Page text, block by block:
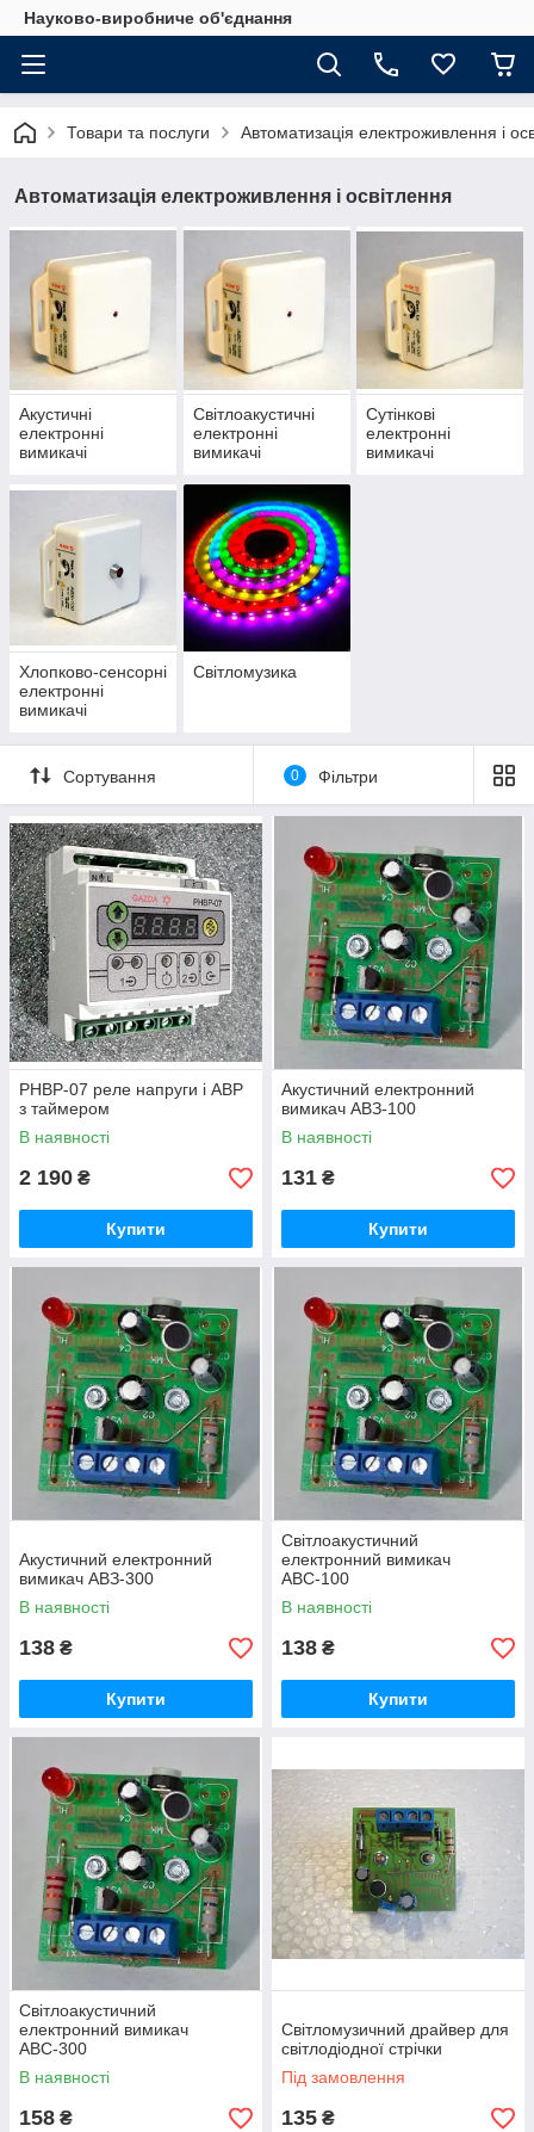
Науково-виробниче об'єднання
Товари та послуги Автоматизація електроживлення і
Автоматизація електроживлення і освітлення
Акустичні
електронні
вимикачі
Світлоакустичні
електронні
вимикачі
Сутінкові
електронні
вимикачі
Хлопково-сенсорні
електронні
вимикачі
Світломузика
Сортування 0 Фільтри
РНВР-07 реле напруги і АВР
з таймером
В наявності
2 190 ₴
Купити
Акустичний електронний
вимикач АВЗ-100
В наявності
131 ₴
Купити
Акустичний електронний
вимикач АВЗ-300
В наявності
138 ₴
Купити
Світлоакустичний
електронний вимикач
АВС-100
В наявності
138 ₴
Купити
Світлоакустичний
електронний вимикач
АВС-300
В наявності
158 ₴
Світломузичний драйвер для
світлодіодної стрічки
Під замовлення
135 ₴